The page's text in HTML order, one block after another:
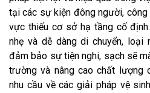
tại các sự kiện đông người,
vực thiếu cơ sở hạ tầng cố
nhẹ và dễ dàng di chuyển, loại
đảm bảo sự tiện nghi, sạch sẽ
trường và nâng cao chất lượng
nhu cầu về các giải pháp vệ